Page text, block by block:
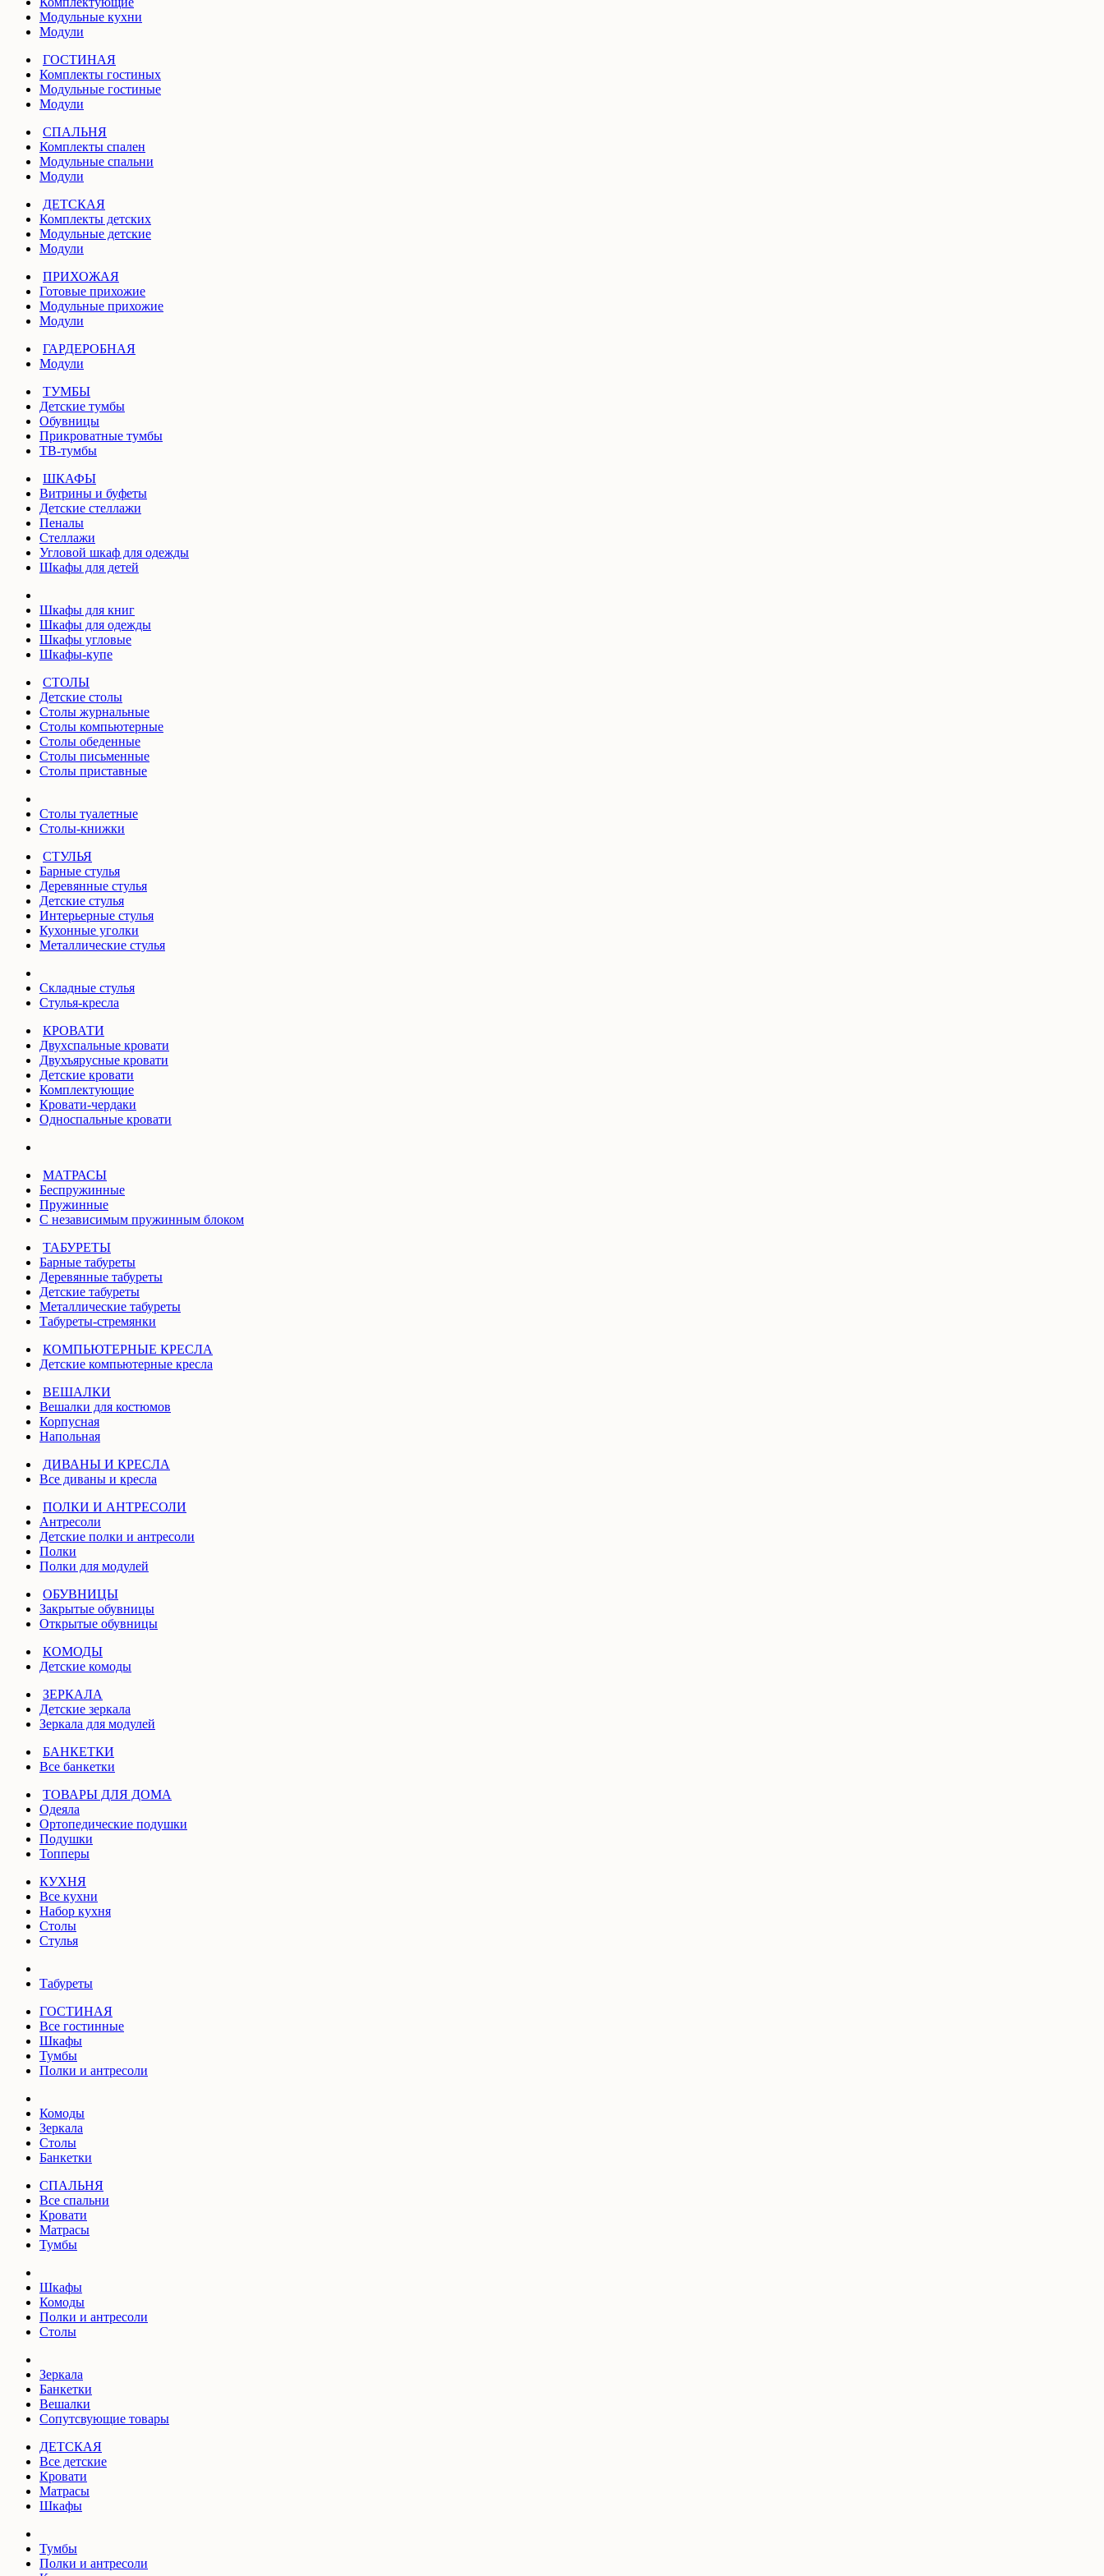
Модульные кухни
Модули
ГОСТИНАЯ
Комплекты гостиных
Модульные гостиные
Модули
СПАЛЬНЯ
Комплекты спален
Модульные спальни
Модули
ДЕТСКАЯ
Комплекты детских
Модульные детские
Модули
ПРИХОЖАЯ
Готовые прихожие
Модульные прихожие
Модули
ГАРДЕРОБНАЯ
Модули
ТУМБЫ
Детские тумбы
Обувницы
Прикроватные тумбы
ТВ-тумбы
ШКАФЫ
Витрины и буфеты
Детские стеллажи
Пеналы
Стеллажи
Угловой шкаф для одежды
Шкафы для детей
Шкафы для книг
Шкафы для одежды
Шкафы угловые
Шкафы-купе
СТОЛЫ
Детские столы
Столы журнальные
Столы компьютерные
Столы обеденные
Столы письменные
Столы приставные
Столы туалетные
Столы-книжки
СТУЛЬЯ
Барные стулья
Деревянные стулья
Детские стулья
Интерьерные стулья
Кухонные уголки
Металлические стулья
Складные стулья
Стулья-кресла
КРОВАТИ
Двухспальные кровати
Двухъярусные кровати
Детские кровати
Комплектующие
Кровати-чердаки
Односпальные кровати
МАТРАСЫ
Беспружинные
Пружинные
С независимым пружинным блоком
ТАБУРЕТЫ
Барные табуреты
Деревянные табуреты
Детские табуреты
Металлические табуреты
Табуреты-стремянки
КОМПЬЮТЕРНЫЕ КРЕСЛА
Детские компьютерные кресла
ВЕШАЛКИ
Вешалки для костюмов
Корпусная
Напольная
ДИВАНЫ И КРЕСЛА
Все диваны и кресла
ПОЛКИ И АНТРЕСОЛИ
Антресоли
Детские полки и антресоли
Полки
Полки для модулей
ОБУВНИЦЫ
Закрытые обувницы
Открытые обувницы
КОМОДЫ
Детские комоды
ЗЕРКАЛА
Детские зеркала
Зеркала для модулей
БАНКЕТКИ
Все банкетки
ТОВАРЫ ДЛЯ ДОМА
Одеяла
Ортопедические подушки
Подушки
Топперы
КУХНЯ
Все кухни
Набор кухня
Столы
Стулья
Табуреты
ГОСТИНАЯ
Все гостинные
Шкафы
Тумбы
Полки и антресоли
Комоды
Зеркала
Столы
Банкетки
СПАЛЬНЯ
Все спальни
Кровати
Матрасы
Тумбы
Шкафы
Комоды
Полки и антресоли
Столы
Зеркала
Банкетки
Вешалки
Сопутсвующие товары
ДЕТСКАЯ
Все детские
Кровати
Матрасы
Шкафы
Тумбы
Полки и антресоли